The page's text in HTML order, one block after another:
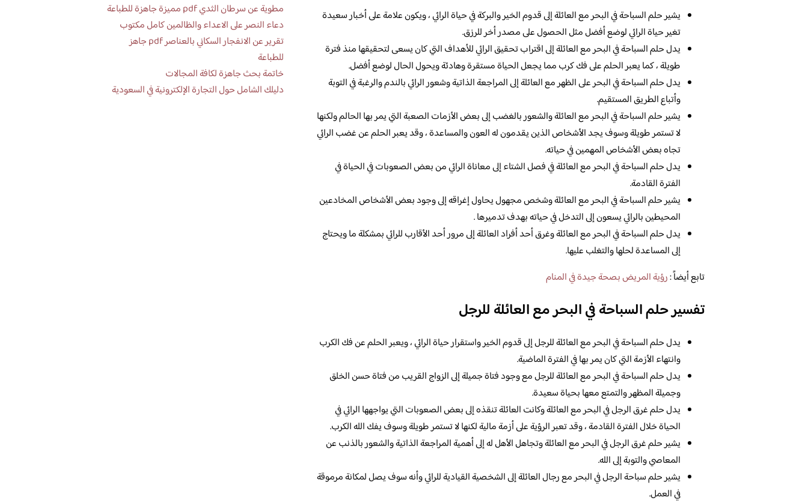
يشير حلم السباحة في البحر مع العائلة إلى قدوم الخير والبركة في حياة الرائي ، ويكون علامة على أخبار سعيدة
تغير حياة الرائي لوضع أفضل مثل الحصول على مصدر أخر للرزق.
يدل حلم السباحة في البحر مع العائلة إلى اقتراب تحقيق الرائي للأهداف التي كان يسعى لتحقيقها منذ فترة
طويلة ، كما يعبر الحلم على فك كرب مما يجعل الحياة مستقرة وهادئة ويحول الحال لوضع أفضل.
يدل حلم السباحة في البحر على الظهر مع العائلة إلى المراجعة الذاتية وشعور الرائي بالندم والرغبة في التوبة
وأتباع الطريق المستقيم.
يشير حلم السباحة في البحر مع العائلة والشعور بالغضب إلى بعض الأزمات الصعبة التي يمر بها الحالم ولكنها
لا تستمر طويلة وسوف يجد الأشخاص الذين يقدمون له العون والمساعدة ، وقد يعبر الحلم عن غضب الرائي
تجاه بعض الأشخاص المهمين في حياته.
يدل حلم السباحة في البحر مع العائلة في فصل الشتاء إلى معاناة الرائي من بعض الصعوبات في الحياة في
الفترة القادمة.
يشير حلم السباحة في البحر مع العائلة وشخص مجهول يحاول إغراقه إلى وجود بعض الأشخاص المخادعين
المحيطين بالرائي يسعون إلى التدخل في حياته بهدف تدميرها .
يدل حلم السباحة في البحر مع العائلة وغرق أحد أفراد العائلة إلى مرور أحد الأقارب للرائي بمشكلة ما ويحتاج
إلى المساعدة لحلها والتغلب عليها.
تابع أيضاً :رؤية المريض بصحة جيدة في المنام
تفسير حلم السباحة في البحر مع العائلة للرجل
يدل حلم السباحة في البحر مع العائلة للرجل إلى قدوم الخير واستقرار حياة الرائي ، ويعبر الحلم عن فك الكرب
وانتهاء الأزمة التي كان يمر بها في الفترة الماضية.
يدل حلم السباحة في البحر مع العائلة للرجل مع وجود فتاة جميلة إلى الزواج القريب من فتاة حسن الخلق
وجميلة المظهر والتمتع معها بحياة سعيدة.
يدل حلم غرق الرجل في البحر مع العائلة وكانت العائلة تنقذه إلى بعض الصعوبات التي يواجهها الرائي في
الحياة خلال الفترة القادمة ، وقد تعبر الرؤية على أزمة مالية لكنها لا تستمر طويلة وسوف يفك الله الكرب.
يشير حلم غرق الرجل في البحر مع العائلة وتجاهل الأهل له إلى أهمية المراجعة الذاتية والشعور بالذنب عن
المعاصي والتوبة إلى الله.
يشير حلم سباحة الرجل في البحر مع رجال العائلة إلى الشخصية القيادية للرائي وأنه سوف يصل لمكانة مرموقة
في العمل.
مطوية عن سرطان الثدي pdf مميزة جاهزة للطباعة
دعاء النصر على الاعداء والظالمين كامل مكتوب
تقرير عن الانفجار السكاني بالعناصر pdf جاهز
للطباعة
خاتمة بحث جاهزة لكافة المجالات
دليلك الشامل حول التجارة الإلكترونية في السعودية